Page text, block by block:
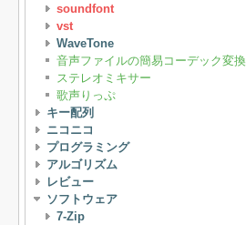
soundfont
vst
WaveTone
音声ファイルの簡易コーデック変換
ステレオミキサー
歌声りっぷ
キー配列
ニコニコ
プログラミング
アルゴリズム
レビュー
ソフトウェア
7-Zip